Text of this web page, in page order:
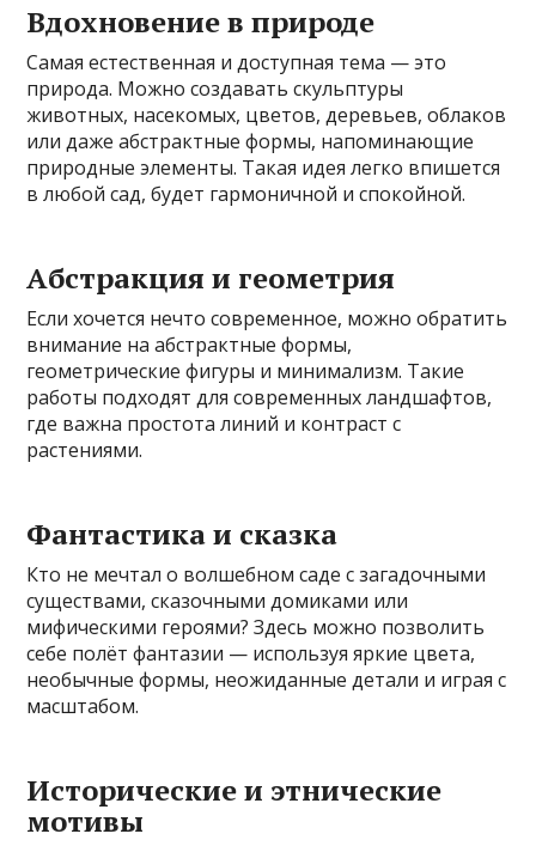
Вдохновение в природе
Самая естественная и доступная тема — это
природа. Можно создавать скульптуры
животных, насекомых, цветов, деревьев, облаков
или даже абстрактные формы, напоминающие
природные элементы. Такая идея легко впишется
в любой сад, будет гармоничной и спокойной.
Абстракция и геометрия
Если хочется нечто современное, можно обратить
внимание на абстрактные формы,
геометрические фигуры и минимализм. Такие
работы подходят для современных ландшафтов,
где важна простота линий и контраст с
растениями.
Фантастика и сказка
Кто не мечтал о волшебном саде с загадочными
существами, сказочными домиками или
мифическими героями? Здесь можно позволить
себе полёт фантазии — используя яркие цвета,
необычные формы, неожиданные детали и играя с
масштабом.
Исторические и этнические
мотивы